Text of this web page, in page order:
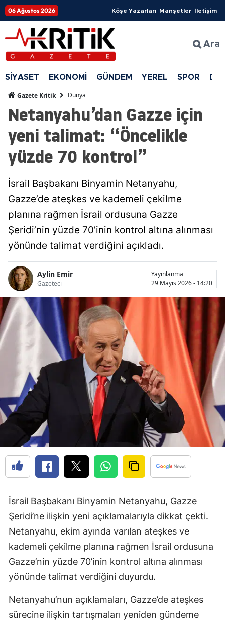
06 Ağustos 2026 Köşe Yazarları Manşetler İletişim
Ara
SİYASET EKONOMİ GÜNDEM YEREL SPOR
Gazete Kritik Dünya
Netanyahu’dan Gazze için
yeni talimat: “Öncelikle
yüzde 70 kontrol”
İsrail Başbakanı Binyamin Netanyahu,
Gazze’de ateşkes ve kademeli çekilme
planına rağmen İsrail ordusuna Gazze
Şeridi’nin yüzde 70’inin kontrol altına alınması
yönünde talimat verdiğini açıkladı.
Aylin Emir
Gazeteci
Yayınlanma
29 Mayıs 2026 - 14:20
İsrail Başbakanı Binyamin Netanyahu, Gazze
Şeridi’ne ilişkin yeni açıklamalarıyla dikkat çekti.
Netanyahu, ekim ayında varılan ateşkes ve
kademeli çekilme planına rağmen İsrail ordusuna
Gazze’nin yüzde 70’inin kontrol altına alınması
yönünde talimat verdiğini duyurdu.
Netanyahu’nun açıklamaları, Gazze’de ateşkes
sürecine ilişkin tartışmaları yeniden gündeme